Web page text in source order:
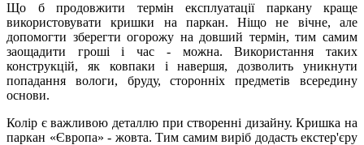
Що б продовжити термін експлуатації паркану краще
використовувати кришки на паркан. Ніщо не вічне, але
допомогти зберегти огорожу на довший термін, тим самим
заощадити гроші і час - можна. Використання таких
конструкцій, як ковпаки і навершя, дозволить уникнути
попадання вологи, бруду, сторонніх предметів всередину
основи.
Колір є важливою деталлю при створенні дизайну. Кришка на
паркан «Європа» - жовта. Тим самим виріб додасть екстер'єру